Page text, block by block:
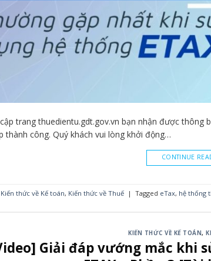
trang thuedientu.gdt.gov.vn bạn nhận được
thành công. Quý khách vui lòng khởi động…
CONTINUE
Kiến thức về Kế toán, Kiến thức về Thuế | Tagged eTax, hệ thống
KIẾN THỨC VỀ KẾ TOÁN,
Giải đáp vướng mắc khi